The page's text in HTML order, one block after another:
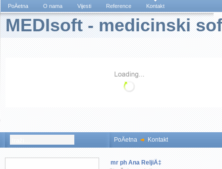
PoÄetna O nama Vijesti Reference Kontakt
MEDIsoft - medicinski
PoÄetna Kontakt
mr ph Ana ReljiÄ‡